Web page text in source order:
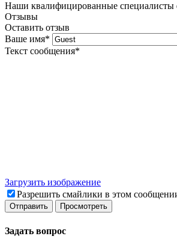
Наши квалифицированные специалисты
Отзывы
Оставить отзыв
Ваше имя*
Текст сообщения*
Загрузить изображение
Разрешить смайлики в этом
Задать вопрос